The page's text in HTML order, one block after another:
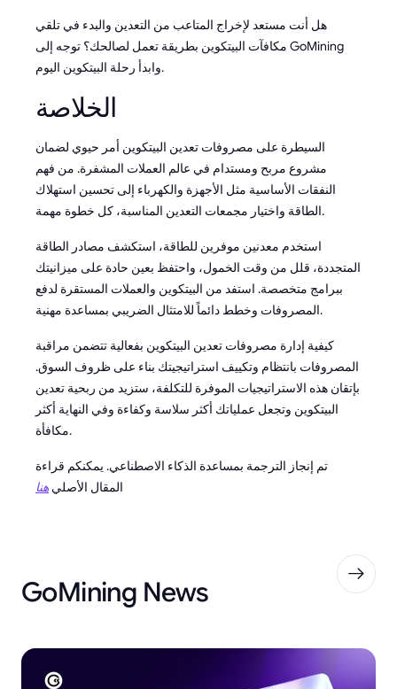
هل أنت مستعد لإخراج المتاعب من التعدين والبدء في تلقي
مكافآت البيتكوين بطريقة تعمل لصالحك؟ توجه إلى GoMining
وابدأ رحلة البيتكوين اليوم.
الخلاصة
السيطرة على مصروفات تعدين البيتكوين أمر حيوي لضمان
مشروع مربح ومستدام في عالم العملات المشفرة. من فهم
النفقات الأساسية مثل الأجهزة والكهرباء إلى تحسين استهلاك
الطاقة واختيار مجمعات التعدين المناسبة، كل خطوة مهمة.
استخدم معدنين موفرين للطاقة، استكشف مصادر الطاقة
المتجددة، قلل من وقت الخمول، واحتفظ بعين حادة على ميزانيتك
ببرامج متخصصة. استفد من البيتكوين والعملات المستقرة لدفع
المصروفات وخطط دائماً للامتثال الضريبي بمساعدة مهنية.
كيفية إدارة مصروفات تعدين البيتكوين بفعالية تتضمن مراقبة
المصروفات بانتظام وتكييف استراتيجيتك بناء على ظروف السوق.
بإتقان هذه الاستراتيجيات الموفرة للتكلفة، ستزيد من ربحية تعدين
البيتكوين وتجعل عملياتك أكثر سلاسة وكفاءة وفي النهاية أكثر
مكافأة.
تم إنجاز الترجمة بمساعدة الذكاء الاصطناعي. يمكنكم قراءة
المقال الأصلي هنا
GoMining News